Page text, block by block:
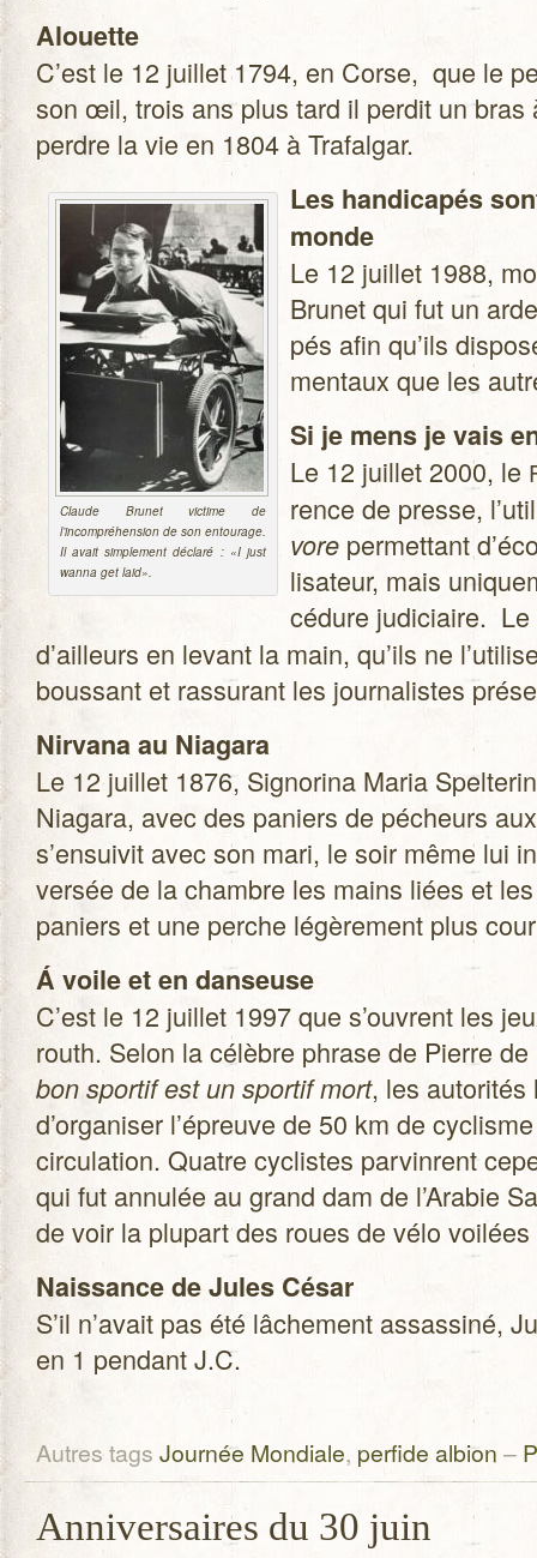
Alouette
C’est le 12 juillet 1794, en Corse, que le
son œil, trois ans plus tard il per­dit un bras
perdre la vie en 1804 à Trafalgar.
Claude Bru­net vic­time de
l’incompréhension de son entou­rage.
Il avait sim­ple­ment déclaré : «I just
wanna get laid».
Les han­di­ca­pés
monde
Le 12 juillet 1988,
Bru­net qui fut un
pés afin qu’ils
men­taux que les
Si je mens je vais
Le 12 juillet 2000, le
rence de presse,
vore per­met­tant
li­sa­teur, mais
cé­dure judi­ciaire.
d’ailleurs en levant la main, qu’ils ne
bous­sant et ras­su­rant les jour­na­listes
Nir­vana au Nia­gara
Le 12 juillet 1876, Signo­rina Maria
Nia­gara, avec des paniers de pécheurs
s’ensuivit avec son mari, le soir même lui
ver­sée de la chambre les mains liées et
paniers et une perche légè­re­ment plus
Á voile et en dan­seuse
C’est le 12 juillet 1997 que s’ouvrent les
routh. Selon la célèbre phrase de Pierre
bon spor­tif est un spor­tif mort, les auto­ri­tés
d’organiser l’épreuve de 50 km de
cir­cu­la­tion. Quatre cyclistes par­vinrent
qui fut annu­lée au grand dam de l’Arabie
de voir la plu­part des roues de vélo voi­lées
Nais­sance de Jules César
S’il n’avait pas été lâche­ment assas­siné,
en 1 pen­dant J.C.
Autres tags Journée Mondiale, perfide albion –
Anniversaires du 30 juin